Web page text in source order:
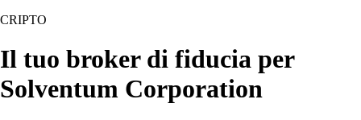
CRIPTO
Il tuo broker di fiducia per
Solventum Corporation